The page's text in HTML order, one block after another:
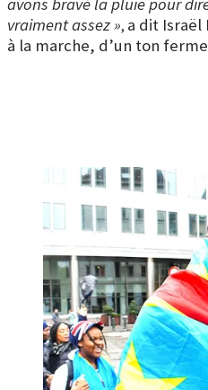
vraiment assez », a dit Israël
à la marche, d’un ton